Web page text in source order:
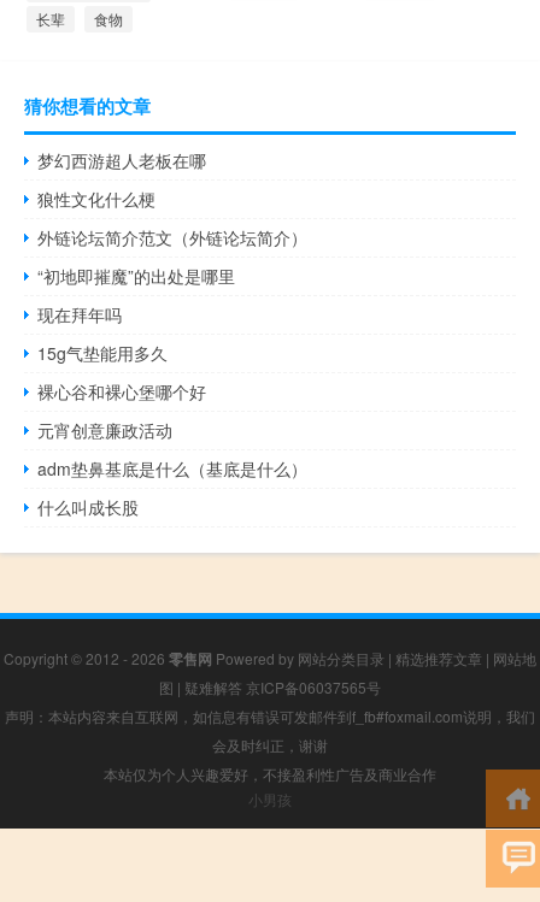
长辈 食物
猜你想看的文章
梦幻西游超人老板在哪
狼性文化什么梗
外链论坛简介范文（外链论坛简介）
“初地即摧魔”的出处是哪里
现在拜年吗
15g气垫能用多久
裸心谷和裸心堡哪个好
元宵创意廉政活动
adm垫鼻基底是什么（基底是什么）
什么叫成长股
Copyright © 2012 - 2026 零售网 Powered by 网站分类目录 | 精选推荐文章 | 网站地
图 | 疑难解答 京ICP备06037565号
声明：本站内容来自互联网，如信息有错误可发邮件到f_fb#foxmail.com说明，我们
会及时纠正，谢谢
本站仅为个人兴趣爱好，不接盈利性广告及商业合作
小男孩